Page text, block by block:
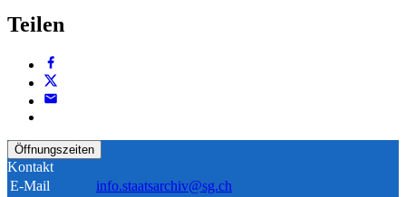
Teilen
Öffnungszeiten
Kontakt
E-Mail
info.staatsarchiv@sg.ch